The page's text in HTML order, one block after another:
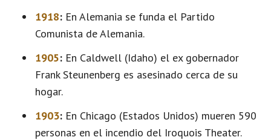
1918: En Alemania se funda el Partido
Comunista de Alemania.
1905: En Caldwell (Idaho) el ex gobernador
Frank Steunenberg es asesinado cerca de su
hogar.
1903: En Chicago (Estados Unidos) mueren 590
personas en el incendio del Iroquois Theater.